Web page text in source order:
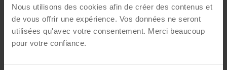
Nous utilisons des cookies afin de créer des contenus et
de vous offrir une expérience. Vos données ne seront
utilisées qu'avec votre consentement. Merci beaucoup
pour votre confiance.